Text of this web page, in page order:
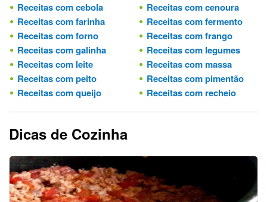
Receitas com cebola
Receitas com cenoura
Receitas com farinha
Receitas com fermento
Receitas com forno
Receitas com frango
Receitas com galinha
Receitas com legumes
Receitas com leite
Receitas com massa
Receitas com peito
Receitas com pimentão
Receitas com queijo
Receitas com recheio
Dicas de Cozinha